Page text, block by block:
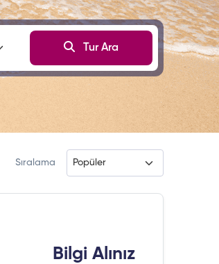
Tur Ara
Sıralama
Bilgi Alınız